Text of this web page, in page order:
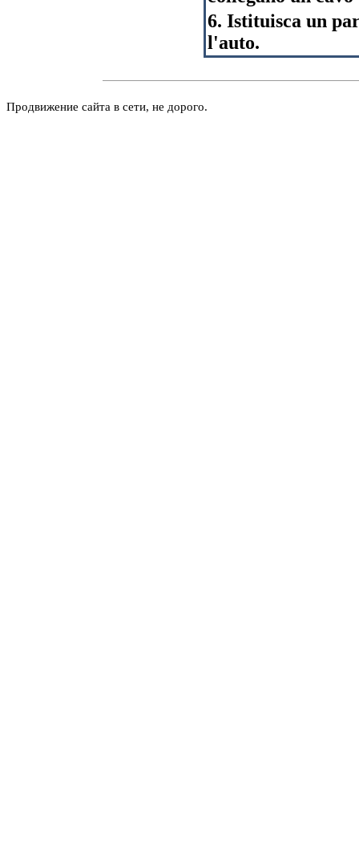
6. Istituisca un
l'auto.
Продвижение сайта в сети, не дорого.